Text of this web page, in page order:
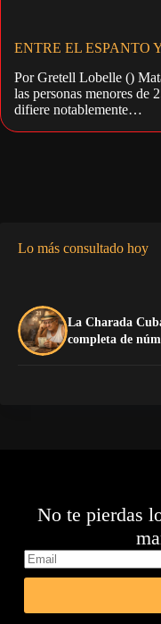
ENTRE EL ESPANTO
Por Gretell Lobelle ()
las personas menores de
difiere notablemente…
Lo más consultado hoy
La Charada
completa de
No te pierdas